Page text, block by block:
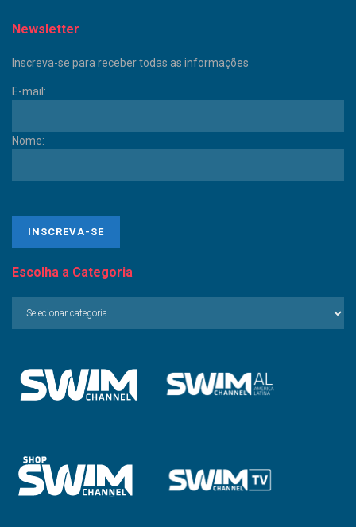
Newsletter
Inscreva-se para receber todas as informações
E-mail:
Nome:
Escolha a Categoria